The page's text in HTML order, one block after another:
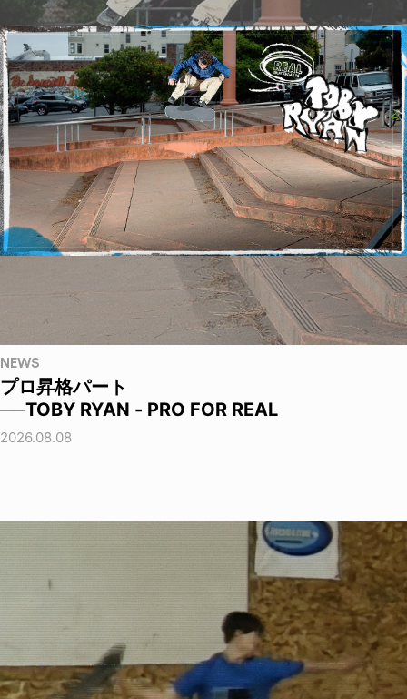
NEWS
プロ昇格パート
──TOBY RYAN - PRO FOR REAL
2026.08.08